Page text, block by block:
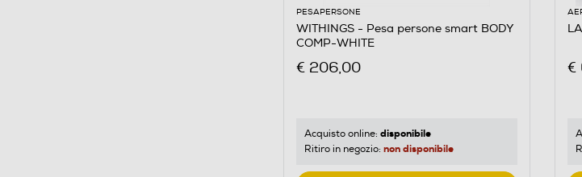
PESAPERSONE
WITHINGS - Pesa persone smart BODY
COMP-WHITE
€ 206,00
Acquisto online: disponibile
Ritiro in negozio: non disponibile
€